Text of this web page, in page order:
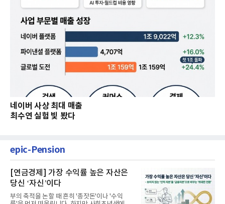
네이버 사상 최대 매출
최수연 실험 빛 봤다
epic-Pension
[연금경제] 가장 수익률 높은 자산은
당신 ‘자신’이다
부의 축적을 논할 때 흔히 '종잣돈'이나 '수익